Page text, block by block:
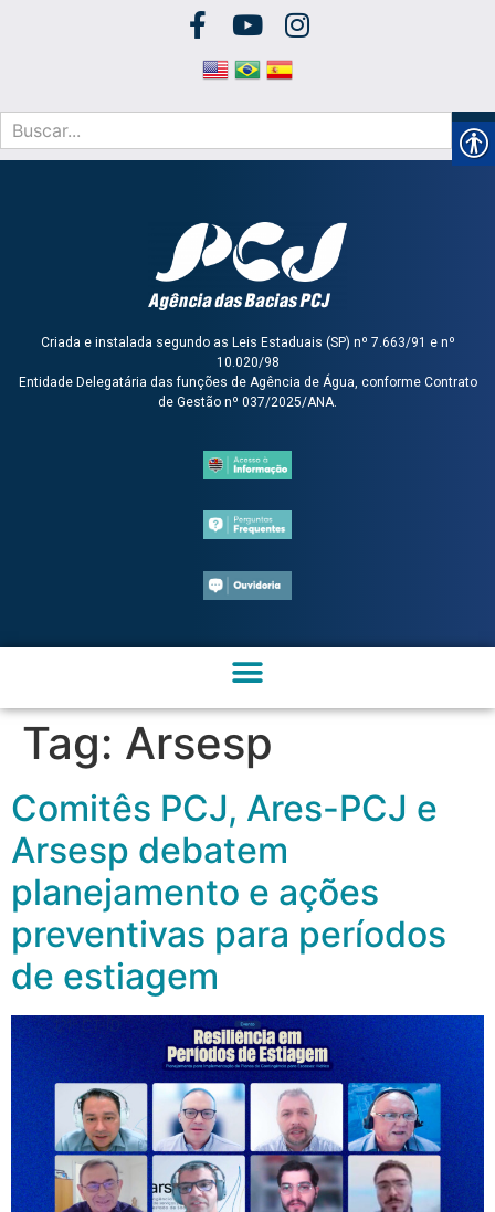
Criada e instalada segundo as Leis Estaduais (SP) nº 7.663/91 e nº
10.020/98
Entidade Delegatária das funções de Agência de Água, conforme Contrato
de Gestão nº 037/2025/ANA.
Tag: Arsesp
Comitês PCJ, Ares-PCJ e
Arsesp debatem
planejamento e ações
preventivas para períodos
de estiagem